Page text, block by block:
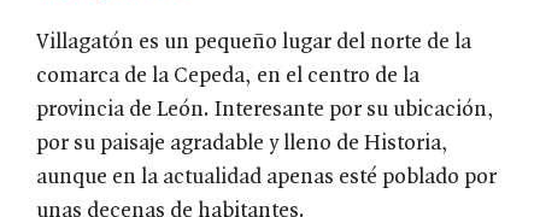
Villagatón es un pequeño lugar del norte de la
comarca de la Cepeda, en el centro de la
provincia de León. Interesante por su ubicación,
por su paisaje agradable y lleno de Historia,
aunque en la actualidad apenas esté poblado por
unas decenas de habitantes.